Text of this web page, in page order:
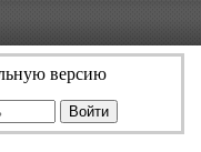
версию